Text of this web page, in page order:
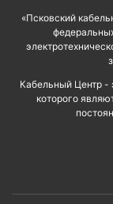
«Псковский
Кабельный Центр -
которого